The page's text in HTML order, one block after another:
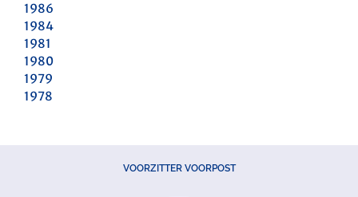
1986
1984
1981
1980
1979
1978
VOORZITTER VOORPOST